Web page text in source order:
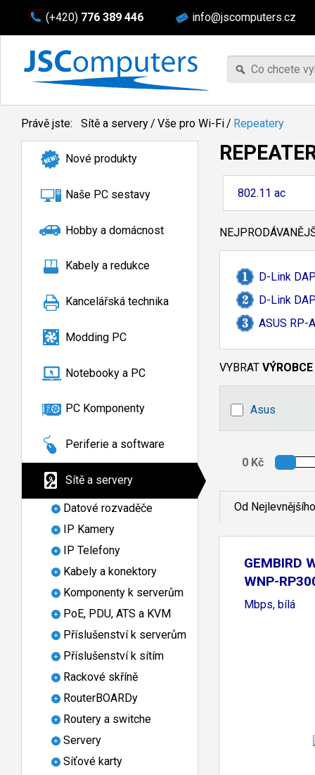
(+420) 776 389 446 info@jscomputers.cz
Právě jste: Sítě a servery/ Vše pro Wi-Fi/ Repeatery
Nové produkty
Naše PC sestavy
Hobby a domácnost
Kabely a redukce
Kancelářská technika
Modding PC
Notebooky a PC
PC Komponenty
Periferie a software
Sítě a servery
Datové rozvaděče
IP Kamery
IP Telefony
Kabely a konektory
Komponenty k serverům
PoE, PDU, ATS a KVM
Příslušenství k serverům
Příslušenství k sítím
Rackové skříně
RouterBOARDy
Routery a switche
Servery
Síťové karty
802.11 ac
D-Link
D-Link
ASUS RP-
VYBRAT VÝROBCE
Asus
Od Nejlevnějšího
GEMBIRD
WNP-
Mbps, bílá